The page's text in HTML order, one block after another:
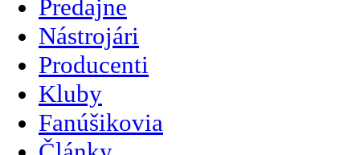
Predajne
Nástrojári
Producenti
Kluby
Fanúšikovia